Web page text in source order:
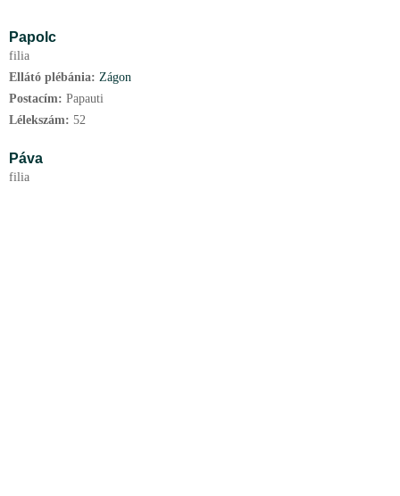
Papolc
filia
Ellátó plébánia: Zágon
Postacím: Papauti
Lélekszám: 52
Páva
filia